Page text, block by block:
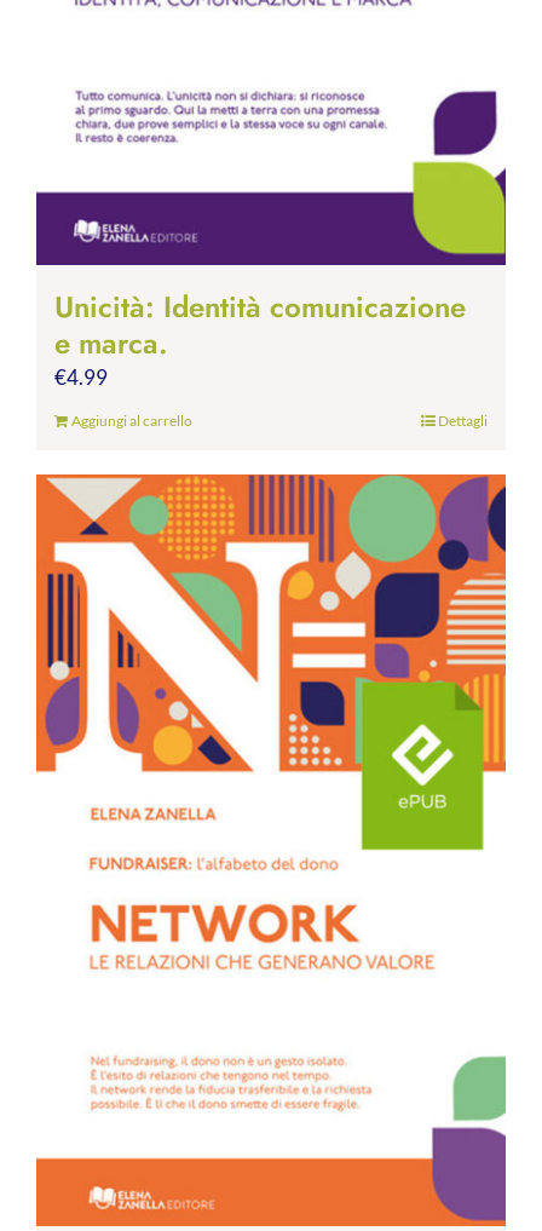
Unicità: Identità comunicazione
e marca.
€4.99
Aggiungi al carrello Dettagli